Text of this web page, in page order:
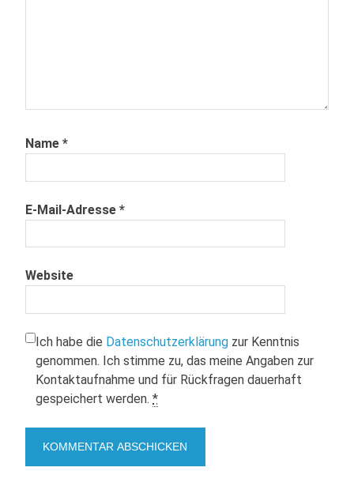
Name *
E-Mail-Adresse *
Website
Ich habe die Datenschutzerklärung zur Kenntnis
genommen. Ich stimme zu, das meine Angaben zur
Kontaktaufnahme und für Rückfragen dauerhaft
gespeichert werden. *